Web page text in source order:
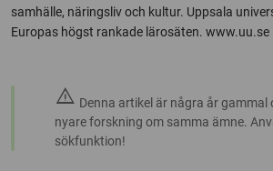
samhälle, näringsliv och kultur. Uppsala
Europas högst rankade lärosäten. www.uu.se
warning Denna artikel är några år gammal
nyare forskning om samma ämne.
sökfunktion!